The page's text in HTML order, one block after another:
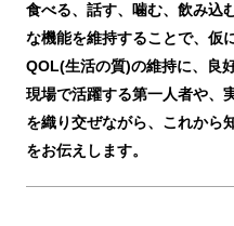
食べる、話す、噛む、飲み込
な機能を維持することで、仮
QOL(生活の質)の維持に、良
現場で活躍する第一人者や、
を織り交ぜながら、これから
をお伝えします。